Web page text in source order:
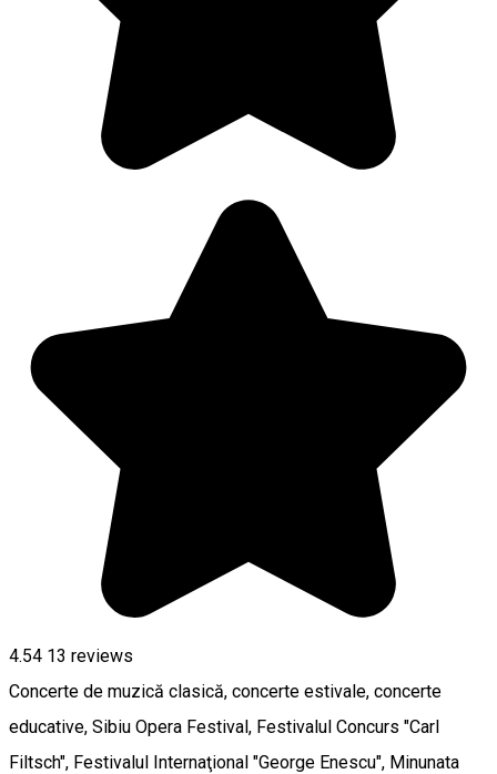
4.54 13 reviews
Concerte de muzică clasică, concerte estivale, concerte
educative, Sibiu Opera Festival, Festivalul Concurs "Carl
Filtsch", Festivalul Internaţional "George Enescu", Minunata